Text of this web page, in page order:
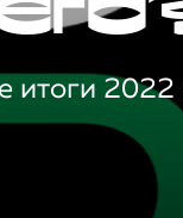
итоги 2022